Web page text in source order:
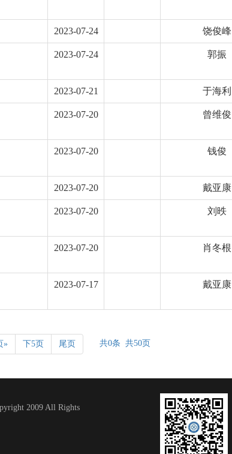
2023-07-24 饶俊峰
2023-07-24 郭振
2023-07-21 于海利
2023-07-20 曾维俊
2023-07-20 钱俊
2023-07-20 戴亚康
2023-07-20 刘昳
2023-07-20 肖冬根
2023-07-17 戴亚康
» 下5页 尾页 共0条 共50页
2009 All Rights